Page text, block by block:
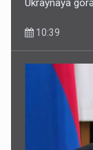
Ukraynaya
10:39